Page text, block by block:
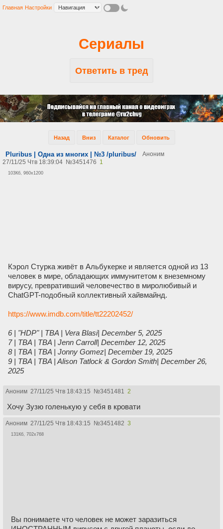
Главная Настройки
Сериалы
Ответить в тред
Назад Вниз Каталог Обновить
Pluribus | Одна из многих | №3 /pluribus/
Аноним
27/11/25 Чтв 18:39:04 №3451476 1
103Кб, 960x1200
Кэрол Стурка живёт в Альбукерке и является одной из 13
человек в мире, обладающих иммунитетом к внеземному
вирусу, превративший человечество в миролюбивый и
ChatGPT-подобный коллективный хайвмайнд.
https://www.imdb.com/title/tt22202452/
6 | "HDP" | TBA | Vera Blasi| December 5, 2025
7 | TBA | TBA | Jenn Carroll| December 12, 2025
8 | TBA | TBA | Jonny Gomez| December 19, 2025
9 | TBA | TBA | Alison Tatlock & Gordon Smith| December 26,
2025
Аноним 27/11/25 Чтв 18:43:15 №3451481 2
Хочу Зузю голенькую у себя в кровати
Аноним 27/11/25 Чтв 18:43:15 №3451482 3
131Кб, 702x768
Вы понимаете что человек не может заразиться